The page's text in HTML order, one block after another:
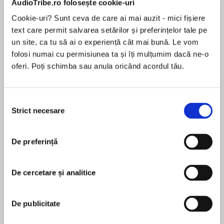
AudioTribe.ro folosește cookie-uri
Cookie-uri? Sunt ceva de care ai mai auzit - mici fișiere
text care permit salvarea setărilor și preferințelor tale pe
un site, ca tu să ai o experiență cât mai bună. Le vom
folosi numai cu permisiunea ta și îți mulțumim dacă ne-o
oferi. Poți schimba sau anula oricând acordul tău.
consimțământului
Strict necesare
De preferință
De cercetare și analitice
De publicitate
Desprecarte
Framed in the doorway of Poirot’s bedroom
stood an uninvited guest, coated from head to
Who was he? Was he suffering from shock or
just exhaustion? Above all, what was the
over again on a sheet of paper? Poirot finds
himself plunged into a world of international
about ‘Number Four’.
pentru această carte
Agatha Christie is known throughout the world as